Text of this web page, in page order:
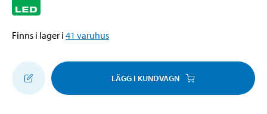
Finns i lager i 41 varuhus
LÄGG I KUNDVAGN